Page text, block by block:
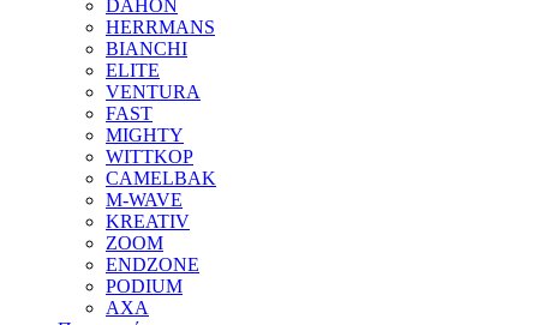
DAHON
HERRMANS
BIANCHI
ELITE
VENTURA
FAST
MIGHTY
WITTKOP
CAMELBAK
M-WAVE
KREATIV
ZOOM
ENDZONE
PODIUM
AXA